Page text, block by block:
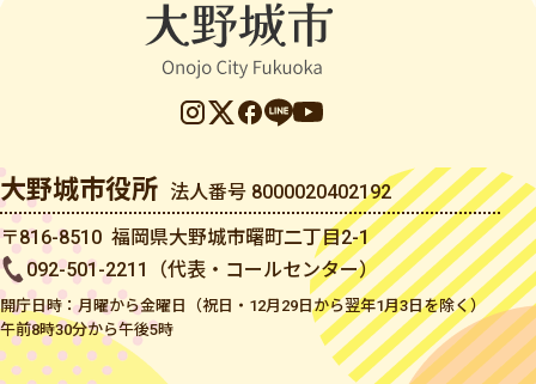
大野城市役所 法人番号 8000020402192
〒816-8510 福岡県大野城市曙町二丁目2-1
092-501-2211（代表・コールセンター）
開庁日時：月曜から金曜日（祝日・12月29日から翌年1月3日を除く）
午前8時30分から午後5時